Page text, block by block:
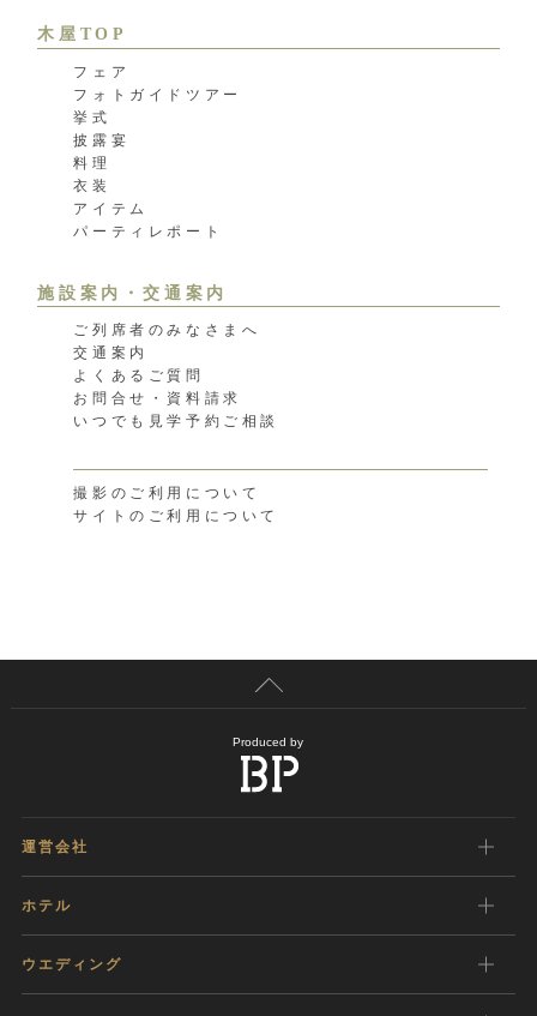
木屋TOP
フェア
フォトガイドツアー
挙式
披露宴
料理
衣装
アイテム
パーティレポート
施設案内・交通案内
ご列席者のみなさまへ
交通案内
よくあるご質問
お問合せ・資料請求
いつでも見学予約ご相談
撮影のご利用について
サイトのご利用について
Produced by
運営会社
ホテル
ウエディング